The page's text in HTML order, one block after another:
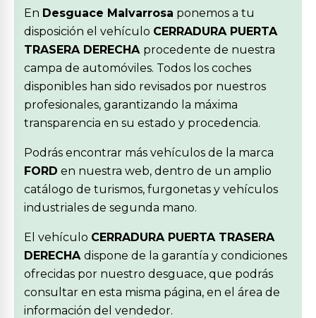
En Desguace Malvarrosa ponemos a tu
disposición el vehículo CERRADURA PUERTA
TRASERA DERECHA procedente de nuestra
campa de automóviles. Todos los coches
disponibles han sido revisados por nuestros
profesionales, garantizando la máxima
transparencia en su estado y procedencia.
Podrás encontrar más vehículos de la marca
FORD en nuestra web, dentro de un amplio
catálogo de turismos, furgonetas y vehículos
industriales de segunda mano.
El vehículo CERRADURA PUERTA TRASERA
DERECHA dispone de la garantía y condiciones
ofrecidas por nuestro desguace, que podrás
consultar en esta misma página, en el área de
información del vendedor.